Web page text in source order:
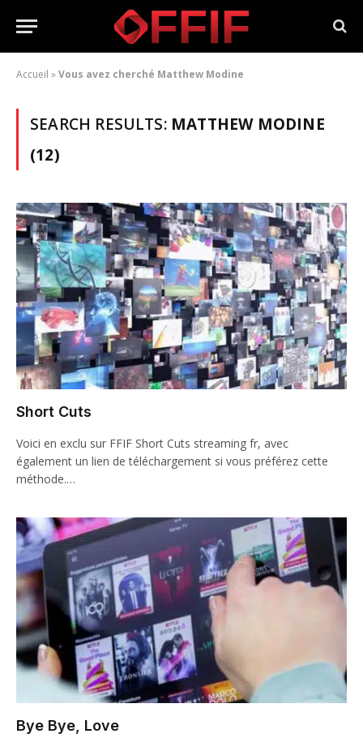
Accueil »Vous avez cherché Matthew Modine
SEARCH RESULTS: MATTHEW MODINE
(12)
Short Cuts
Voici en exclu sur FFIF Short Cuts streaming fr, avec
également un lien de téléchargement si vous préférez cette
méthode.…
Bye Bye, Love